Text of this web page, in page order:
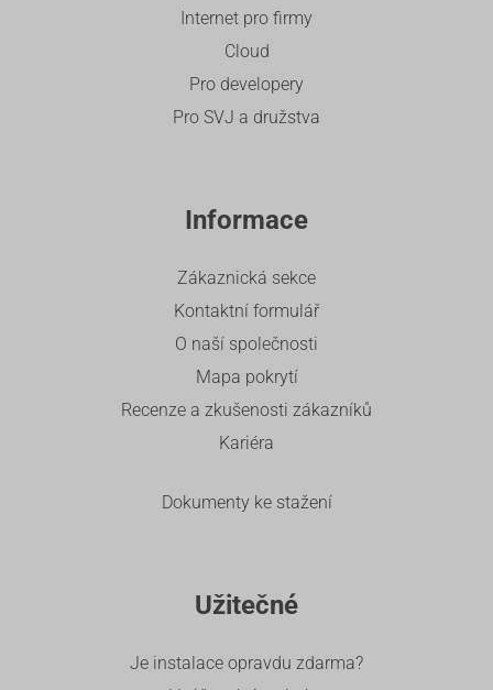
Internet pro firmy
Cloud
Pro developery
Pro SVJ a družstva
Informace
Zákaznická sekce
Kontaktní formulář
O naší společnosti
Mapa pokrytí
Recenze a zkušenosti zákazníků
Kariéra
Dokumenty ke stažení
Užitečné
Je instalace opravdu zdarma?